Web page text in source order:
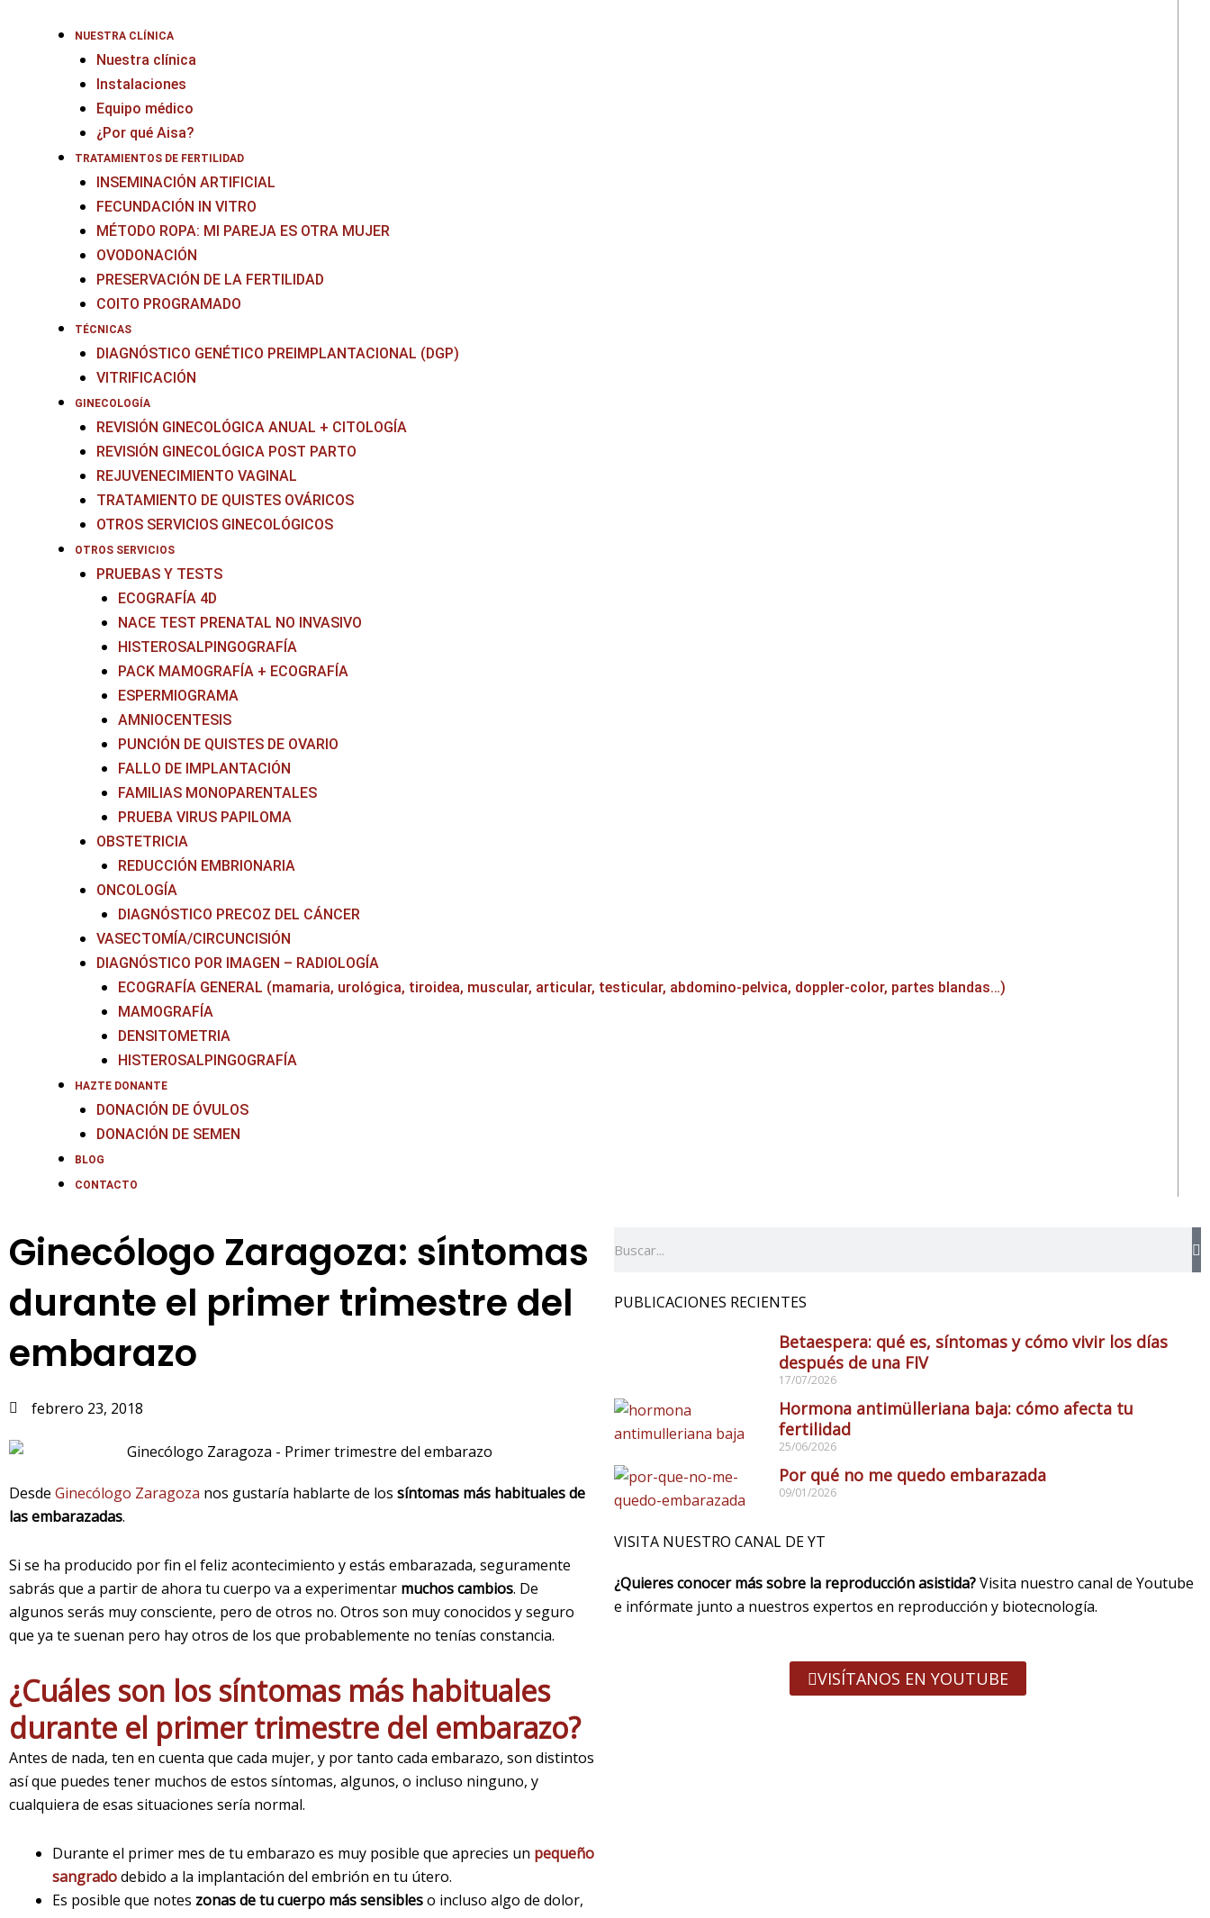
NUESTRA CLÍNICA
Nuestra clínica
Instalaciones
Equipo médico
¿Por qué Aisa?
TRATAMIENTOS DE FERTILIDAD
INSEMINACIÓN ARTIFICIAL
FECUNDACIÓN IN VITRO
MÉTODO ROPA: MI PAREJA ES OTRA MUJER
OVODONACIÓN
PRESERVACIÓN DE LA FERTILIDAD
COITO PROGRAMADO
TÉCNICAS
DIAGNÓSTICO GENÉTICO PREIMPLANTACIONAL (DGP)
VITRIFICACIÓN
GINECOLOGÍA
REVISIÓN GINECOLÓGICA ANUAL + CITOLOGÍA
REVISIÓN GINECOLÓGICA POST PARTO
REJUVENECIMIENTO VAGINAL
TRATAMIENTO DE QUISTES OVÁRICOS
OTROS SERVICIOS GINECOLÓGICOS
OTROS SERVICIOS
PRUEBAS Y TESTS
ECOGRAFÍA 4D
NACE TEST PRENATAL NO INVASIVO
HISTEROSALPINGOGRAFÍA
PACK MAMOGRAFÍA + ECOGRAFÍA
ESPERMIOGRAMA
AMNIOCENTESIS
PUNCIÓN DE QUISTES DE OVARIO
FALLO DE IMPLANTACIÓN
FAMILIAS MONOPARENTALES
PRUEBA VIRUS PAPILOMA
OBSTETRICIA
REDUCCIÓN EMBRIONARIA
ONCOLOGÍA
DIAGNÓSTICO PRECOZ DEL CÁNCER
VASECTOMÍA/CIRCUNCISIÓN
DIAGNÓSTICO POR IMAGEN – RADIOLOGÍA
ECOGRAFÍA GENERAL (mamaria, urológica, tiroidea, muscular, articular, testicular, abdomino-pelvica, doppler-color, partes blandas…)
MAMOGRAFÍA
DENSITOMETRIA
HISTEROSALPINGOGRAFÍA
HAZTE DONANTE
DONACIÓN DE ÓVULOS
DONACIÓN DE SEMEN
BLOG
CONTACTO
Ginecólogo Zaragoza: síntomas
durante el primer trimestre del
embarazo
febrero 23, 2018
Desde Ginecólogo Zaragoza nos gustaría hablarte de los síntomas más habituales de
las embarazadas.
Si se ha producido por fin el feliz acontecimiento y estás embarazada, seguramente
sabrás que a partir de ahora tu cuerpo va a experimentar muchos cambios. De
algunos serás muy consciente, pero de otros no. Otros son muy conocidos y seguro
que ya te suenan pero hay otros de los que probablemente no tenías constancia.
¿Cuáles son los síntomas más habituales
durante el primer trimestre del embarazo?
Antes de nada, ten en cuenta que cada mujer, y por tanto cada embarazo, son distintos
así que puedes tener muchos de estos síntomas, algunos, o incluso ninguno, y
cualquiera de esas situaciones sería normal.
Durante el primer mes de tu embarazo es muy posible que aprecies un pequeño
sangradodebido a la implantación del embrión en tu útero.
Es posible que notes zonas de tu cuerpo más sensibleso incluso algo de dolor,
PUBLICACIONES RECIENTES
Betaespera: qué es, síntomas y cómo vivir los días
después de una FIV
17/07/2026
Hormona antimülleriana baja: cómo afecta tu
fertilidad
25/06/2026
Por qué no me quedo embarazada
09/01/2026
VISITA NUESTRO CANAL DE YT
¿Quieres conocer más sobre la reproducción asistida?Visita nuestro canal de Youtube
e infórmate junto a nuestros expertos en reproducción y biotecnología.
VISÍTANOS EN YOUTUBE